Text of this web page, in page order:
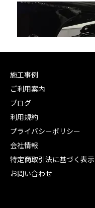
施工事例
ご利用案内
ブログ
利用規約
プライバシーポリシー
会社情報
特定商取引法に基づく表示
お問い合わせ